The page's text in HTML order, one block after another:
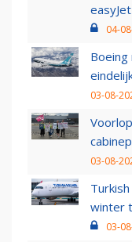
easyJet
04-
Boeing
03-08-
03-08-
winter
03-